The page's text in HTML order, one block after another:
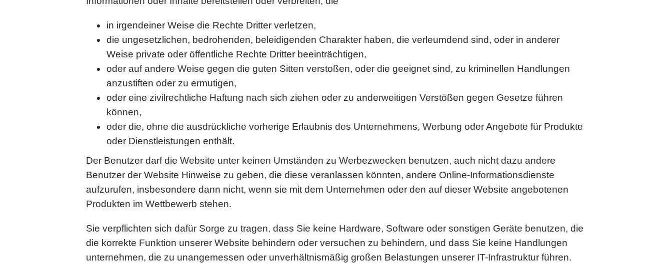
in irgendeiner Weise die Rechte Dritter verletzen,
die ungesetzlichen, bedrohenden, beleidigenden Charakter haben, die verleumdend sind, oder in anderer
Weise private oder öffentliche Rechte Dritter beeinträchtigen,
oder auf andere Weise gegen die guten Sitten verstoßen, oder die geeignet sind, zu kriminellen Handlungen
anzustiften oder zu ermutigen,
oder eine zivilrechtliche Haftung nach sich ziehen oder zu anderweitigen Verstößen gegen Gesetze führen
können,
oder die, ohne die ausdrückliche vorherige Erlaubnis des Unternehmens, Werbung oder Angebote für Produkte
oder Dienstleistungen enthält.
Der Benutzer darf die Website unter keinen Umständen zu Werbezwecken benutzen, auch nicht dazu andere
Benutzer der Website Hinweise zu geben, die diese veranlassen könnten, andere Online-Informationsdienste
aufzurufen, insbesondere dann nicht, wenn sie mit dem Unternehmen oder den auf dieser Website angebotenen
Produkten im Wettbewerb stehen.
Sie verpflichten sich dafür Sorge zu tragen, dass Sie keine Hardware, Software oder sonstigen Geräte benutzen, die
die korrekte Funktion unserer Website behindern oder versuchen zu behindern, und dass Sie keine Handlungen
unternehmen, die zu unangemessen oder unverhältnismäßig großen Belastungen unserer IT-Infrastruktur führen.